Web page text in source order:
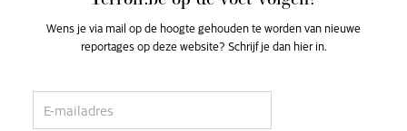
Wens je via mail op de hoogte gehouden te worden van nieuwe
reportages op deze website? Schrijf je dan hier in.